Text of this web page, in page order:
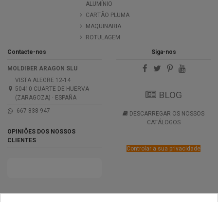
ALUMÍNIO
CARTÃO PLUMA
MAQUINARIA
ROTULAGEM
Contacte-nos
MOLDIBER ARAGON SLU
VISTA ALEGRE 12-14
50410 CUARTE DE HUERVA
(ZARAGOZA) · ESPAÑA
667 838 947
OPINIÕES DOS NOSSOS
CLIENTES
Siga-nos
BLOG
DESCARREGAR OS NOSSOS
CATÁLOGOS
Controlar a sua privacidade